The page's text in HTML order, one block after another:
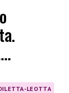
LEOTTA